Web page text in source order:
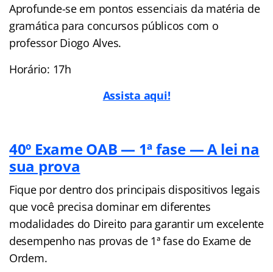
Aprofunde-se em pontos essenciais da matéria de
gramática para concursos públicos com o
professor Diogo Alves.
Horário: 17h
Assista aqui!
40º Exame OAB — 1ª fase — A lei na
sua prova
Fique por dentro dos principais dispositivos legais
que você precisa dominar em diferentes
modalidades do Direito para garantir um excelente
desempenho nas provas de 1ª fase do Exame de
Ordem.